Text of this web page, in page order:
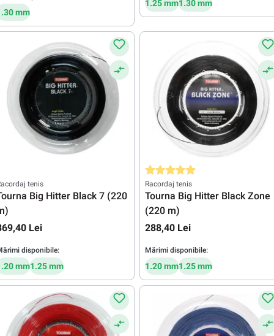
mm
1.25 mm1.30 mm
tenis
Big Hitter Black 7 (220
Lei
disponibile:
mm1.25 mm
Evaluarea medie de 5 din 5 stele
Racordaj tenis
Tourna Big Hitter Black Zone
(220 m)
288,40 Lei
Mărimi disponibile:
1.20 mm1.25 mm